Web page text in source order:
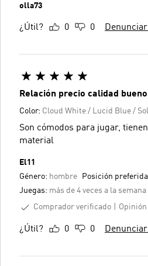
olla73
¿Útil? 0 0
Relación precio calidad bueno
Color: Cloud White / Lucid Blue /
Son cómodos para jugar,
material
El11
Género: hombre Posición
Juegas: más de 4 veces a la semana
Comprador verificado
¿Útil? 0 0